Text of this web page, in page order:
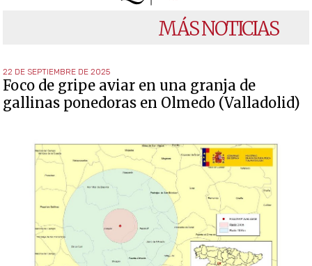
MÁS NOTICIAS
22 DE SEPTIEMBRE DE 2025
Foco de gripe aviar en una granja de
gallinas ponedoras en Olmedo (Valladolid)